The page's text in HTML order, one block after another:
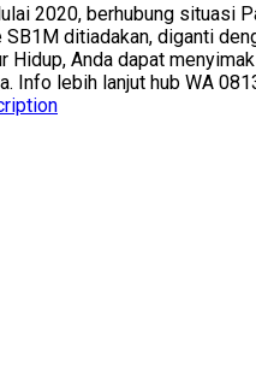
2020, berhubung situasi
SB1M ditiadakan, diganti
Hidup, Anda dapat
Info lebih lanjut hub WA